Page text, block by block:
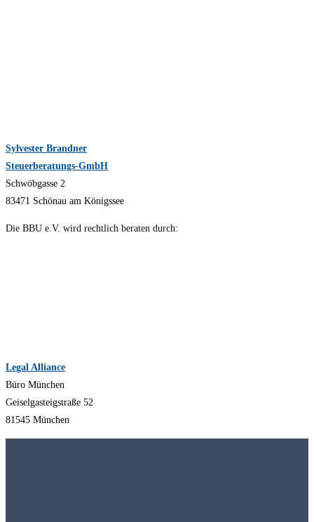
Sylvester Brandner
Steuerberatungs-GmbH
Schwöbgasse 2
83471 Schönau am Königssee
Die BBU e.V. wird rechtlich beraten durch:
Legal Alliance
Büro München
Geiselgasteigstraße 52
81545 München